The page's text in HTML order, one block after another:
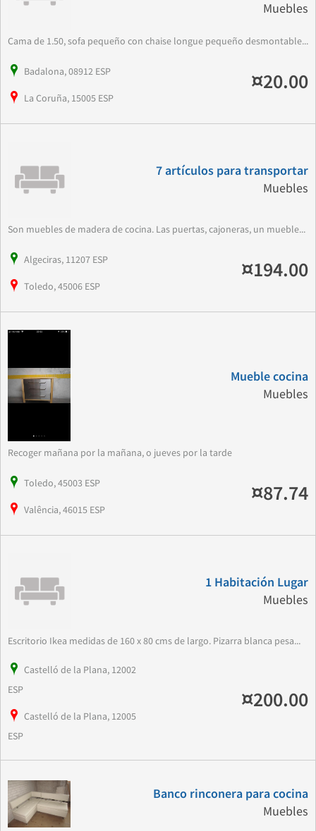
Muebles
Cama de 1.50, sofa pequeño con chaise longue pequeño desmontable...
Badalona, 08912 ESP
La Coruña, 15005 ESP
¤20.00
7 artículos para transportar
Muebles
Son muebles de madera de cocina. Las puertas, cajoneras, un mueble...
Algeciras, 11207 ESP
Toledo, 45006 ESP
¤194.00
Mueble cocina
Muebles
Recoger mañana por la mañana, o jueves por la tarde
Toledo, 45003 ESP
Valência, 46015 ESP
¤87.74
1 Habitación Lugar
Muebles
Escritorio Ikea medidas de 160 x 80 cms de largo. Pizarra blanca pesa...
Castelló de la Plana, 12002
ESP
Castelló de la Plana, 12005
ESP
¤200.00
Banco rinconera para cocina
Muebles